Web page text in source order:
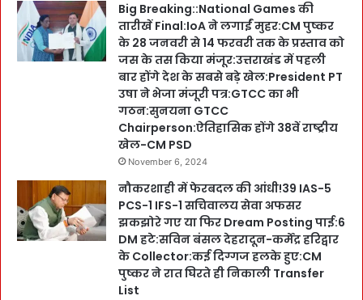
Big Breaking::National Games की
तारीखें Final:IoA ने लगाईं मुहर:CM पुष्कर
के 28 जनवरी से 14 फरवरी तक के प्रस्ताव को
जस के तस किया मंजूर:उत्तराखंड में पहली
बार होंगे देश के सबसे बड़े खेल:President PT
उषा ने भेजा मंजूरी पत्र:GTCC का भी
गठन:सुनयना GTCC
Chairperson:ऐतिहासिक होंगे 38वें राष्ट्रीय
खेल-CM PSD
November 6, 2024
नौकरशाही में फेरबदल की आंधी!39 IAS-5
PCS-1 IFS-1 सचिवालय सेवा अफसर
झकझोरे गए या फिर Dream Posting पाई:6
DM हटे:सविन बंसल देहरादून-कर्मेंद्र हरिद्वार
के Collector:कई दिग्गज हलके हुए:CM
पुष्कर ने रात घिरते ही निकाली Transfer
List